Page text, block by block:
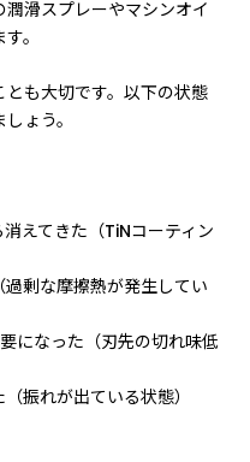
滑スプレーやマシンオイ
。
も大切です。以下の状態
ょう。
えてきた（TiNコーティン
剰な摩擦熱が発生してい
になった（刃先の切れ味低
振れが出ている状態）